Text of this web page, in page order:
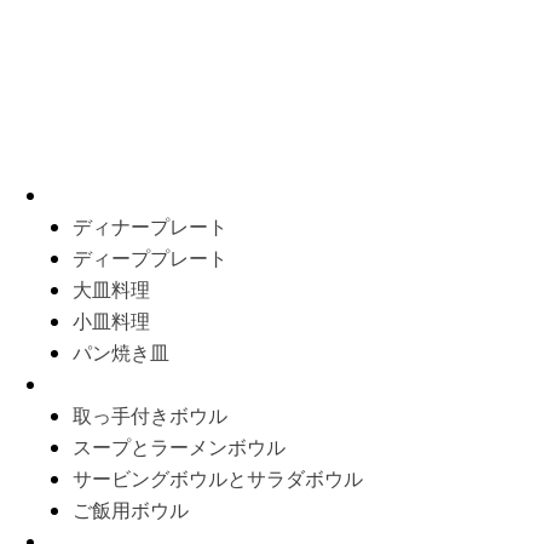
ディナープレート
ディーププレート
大皿料理
小皿料理
パン焼き皿
取っ手付きボウル
スープとラーメンボウル
サービングボウルとサラダボウル
ご飯用ボウル